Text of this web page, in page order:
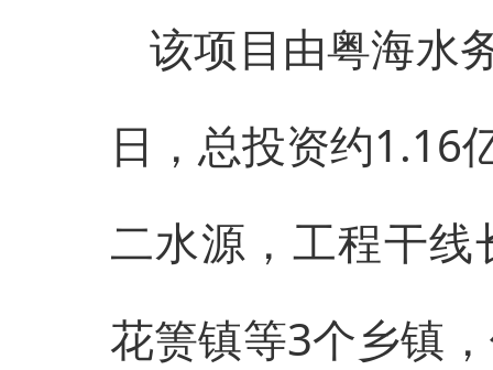
该项目由粤海水
日，总投资约1.16
二水源，工程干
花箦镇等3个乡镇